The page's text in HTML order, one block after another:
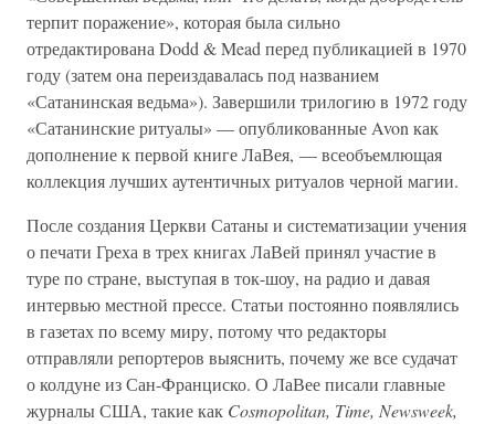
терпит поражение», которая была сильно
отредактирована Dodd & Mead перед публикацией в 1970
году (затем она переиздавалась под названием
«Сатанинская ведьма»). Завершили трилогию в 1972 году
«Сатанинские ритуалы» — опубликованные Avon как
дополнение к первой книге ЛаВея, — всеобъемлющая
коллекция лучших аутентичных ритуалов черной магии.
После создания Церкви Сатаны и систематизации учения
о печати Греха в трех книгах ЛаВей принял участие в
туре по стране, выступая в ток-шоу, на радио и давая
интервью местной прессе. Статьи постоянно появлялись
в газетах по всему миру, потому что редакторы
отправляли репортеров выяснить, почему же все судачат
о колдуне из Сан-Франциско. О ЛаВее писали главные
журналы США, такие как Cosmopolitan, Time, Newsweek,